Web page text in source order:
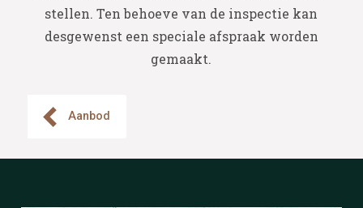
stellen. Ten behoeve van de inspectie kan
desgewenst een speciale afspraak worden
gemaakt.
Aanbod